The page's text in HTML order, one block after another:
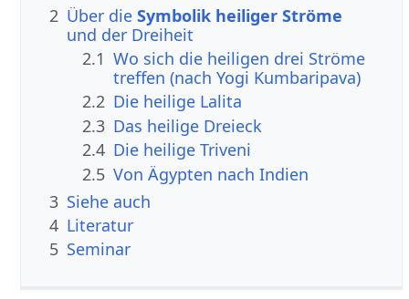
2 Über dieSymbolik heiliger Ströme
und der Dreiheit
2.1 Wo sich die heiligen drei Ströme
treffen (nach Yogi Kumbaripava)
2.2 Die heilige Lalita
2.3 Das heilige Dreieck
2.4 Die heilige Triveni
2.5 Von Ägypten nach Indien
3 Siehe auch
4 Literatur
5 Seminar